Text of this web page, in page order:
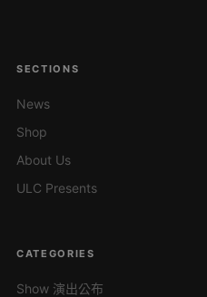
SECTIONS
News
Shop
About Us
ULC Presents
CATEGORIES
Show 演出公布